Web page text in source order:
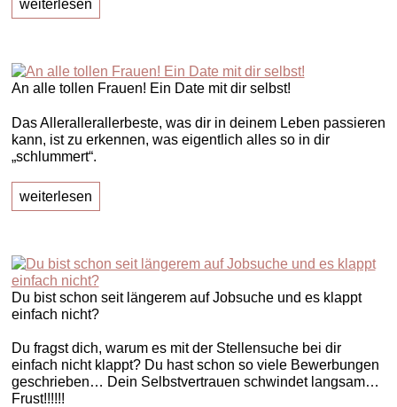
weiterlesen
An alle tollen Frauen! Ein Date mit dir selbst!
Das Allerallerallerbeste, was dir in deinem Leben passieren
kann, ist zu erkennen, was eigentlich alles so in dir
„schlummert“.
weiterlesen
Du bist schon seit längerem auf Jobsuche und es klappt
einfach nicht?
Du fragst dich, warum es mit der Stellensuche bei dir
einfach nicht klappt? Du hast schon so viele Bewerbungen
geschrieben… Dein Selbstvertrauen schwindet langsam…
Frust!!!!!!